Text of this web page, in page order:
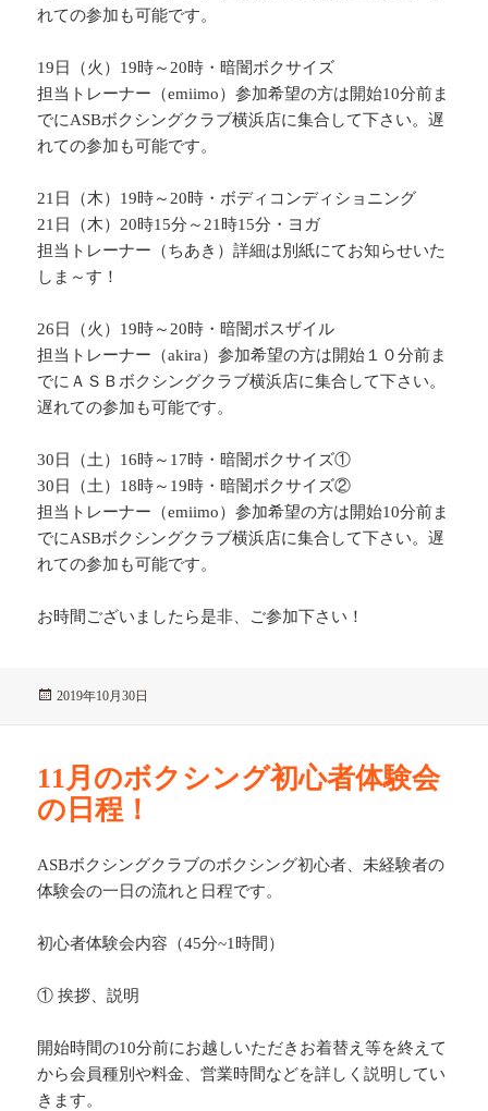
れての参加も可能です。
19日（火）19時～20時・暗闇ボクサイズ
担当トレーナー（emiimo）参加希望の方は開始10分前ま
でにASBボクシングクラブ横浜店に集合して下さい。遅
れての参加も可能です。
21日（木）19時～20時・ボディコンディショニング
21日（木）20時15分～21時15分・ヨガ
担当トレーナー（ちあき）詳細は別紙にてお知らせいた
しま～す！
26日（火）19時～20時・暗闇ボスザイル
担当トレーナー（akira）参加希望の方は開始１０分前ま
でにＡＳＢボクシングクラブ横浜店に集合して下さい。
遅れての参加も可能です。
30日（土）16時～17時・暗闇ボクサイズ①
30日（土）18時～19時・暗闇ボクサイズ②
担当トレーナー（emiimo）参加希望の方は開始10分前ま
でにASBボクシングクラブ横浜店に集合して下さい。遅
れての参加も可能です。
お時間ございましたら是非、ご参加下さい！
投
2019年10月30日
11月のボクシング初心者体験会
の日程！
ASBボクシングクラブのボクシング初心者、未経験者の
体験会の一日の流れと日程です。
初心者体験会内容（45分~1時間）
① 挨拶、説明
開始時間の10分前にお越しいただきお着替え等を終えて
から会員種別や料金、営業時間などを詳しく説明してい
きます。